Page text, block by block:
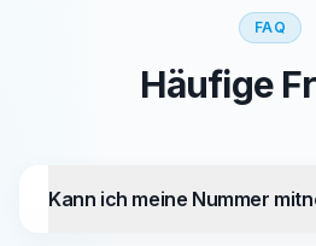
FAQ
Häufige
Kann ich meine Nummer